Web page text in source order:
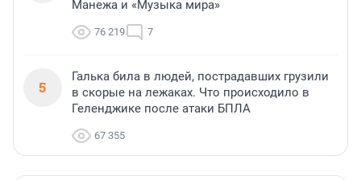
Манежа и «Музыка мира»
76 219 7
5
Галька била в людей, пострадавших грузили
в скорые на лежаках. Что происходило в
Геленджике после атаки БПЛА
67 355